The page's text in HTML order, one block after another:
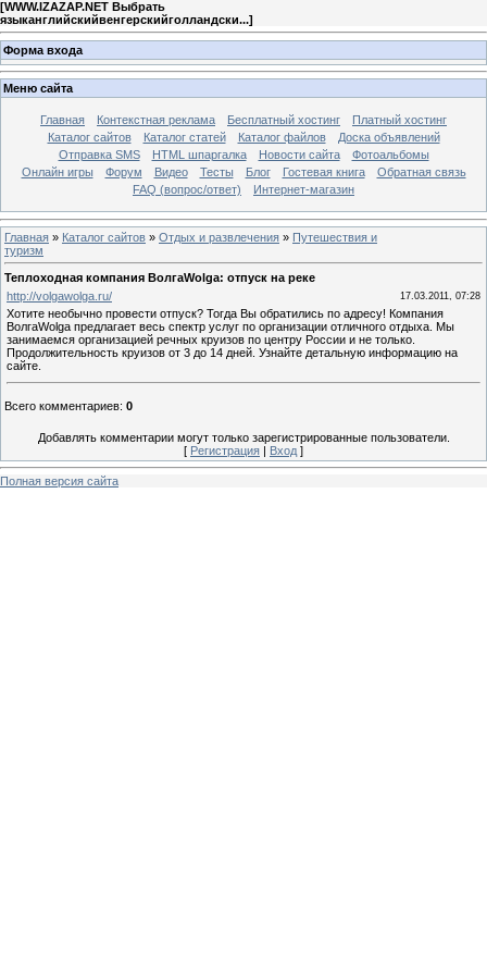
[WWW.IZAZAP.NET Выбрать
языканглийскийвенгерскийголландски...]
Форма входа
Меню сайта
Главная Контекстная реклама Бесплатный хостинг
Платный хостинг
Каталог сайтов
Каталог статей Каталог файлов
Доска объявлений
Отправка SMS
HTML шпаргалка Новости сайта
Фотоальбомы
Онлайн игры
Форум Видео Тесты Блог Гостевая книга
Обратная связь
FAQ (вопрос/ответ)
Интернет-магазин
Главная » Каталог сайтов » Отдых и развлечения » Путешествия и
туризм
Теплоходная компания ВолгаWolga: отпуск на реке
http://volgawolga.ru/
17.03.2011, 07:28
Хотите необычно провести отпуск? Тогда Вы обратились по адресу! Компания
ВолгаWolga предлагает весь спектр услуг по организации отличного отдыха. Мы
занимаемся организацией речных круизов по центру России и не только.
Продолжительность круизов от 3 до 14 дней. Узнайте детальную информацию на
сайте.
Всего комментариев: 0
Добавлять комментарии могут только зарегистрированные пользователи.
[ Регистрация | Вход ]
Полная версия сайта